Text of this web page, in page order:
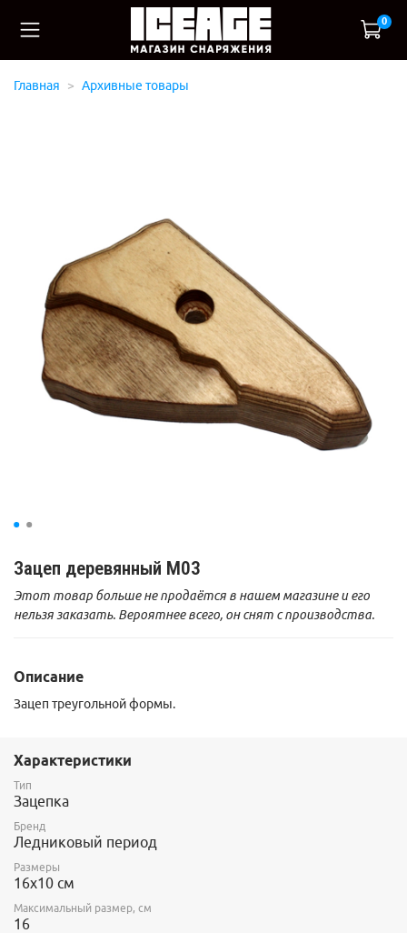
0
Главная Архивные товары
Зацеп деревянный M03
Этот товар больше не продаётся в нашем магазине и его
нельзя заказать. Вероятнее всего, он снят с производства.
Описание
Зацеп треугольной формы.
Характеристики
Тип
Зацепка
Бренд
Ледниковый период
Размеры
16х10 см
Максимальный размер, см
16